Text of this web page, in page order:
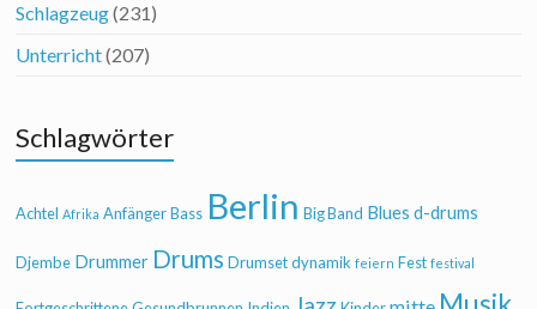
Schlagzeug(231)
Unterricht(207)
Schlagwörter
Achtel Afrika Anfänger Bass Berlin Big Band Blues d-drums
Djembe Drummer Drums Drumset dynamik feiern Fest festival